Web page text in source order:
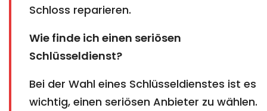
Schloss reparieren.
Wie finde ich einen seriösen
Schlüsseldienst?
Bei der Wahl eines Schlüsseldienstes ist es
wichtig, einen seriösen Anbieter zu wählen.